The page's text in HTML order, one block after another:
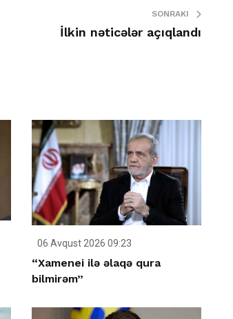
SONRAKI
İlkin nəticələr açıqlandı
06 Avqust 2026 09:23
“Xamenei ilə əlaqə qura
bilmirəm”